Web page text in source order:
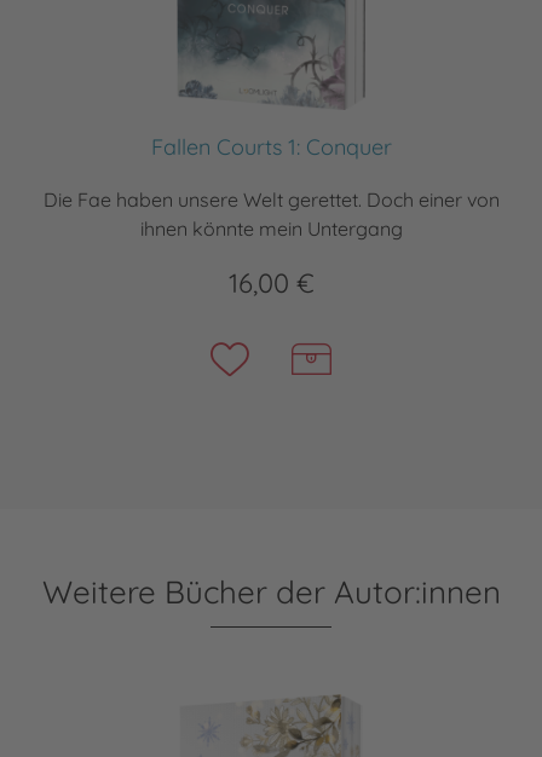
Fallen Courts 1: Conquer
Die Fae haben unsere Welt gerettet. Doch einer von
ihnen könnte mein Untergang
16,00 €
Weitere Bücher der Autor:innen